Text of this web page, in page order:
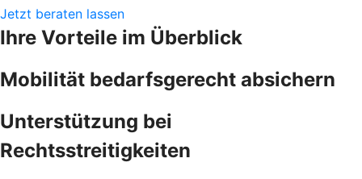
Jetzt beraten lassen
Ihre Vorteile im Überblick
Mobilität bedarfsgerecht absichern
Unterstützung bei
Rechtsstreitigkeiten